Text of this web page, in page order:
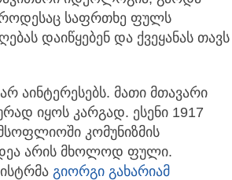
საფრთხე ფულს
დაიწყებენ და ქვეყანას თავს
აინტერესებს. მათი მთავარი
იყოს კარგად. ესენი 1917
კომუნიზმის
არის მხოლოდ ფული.
გიორგი გახარიამ